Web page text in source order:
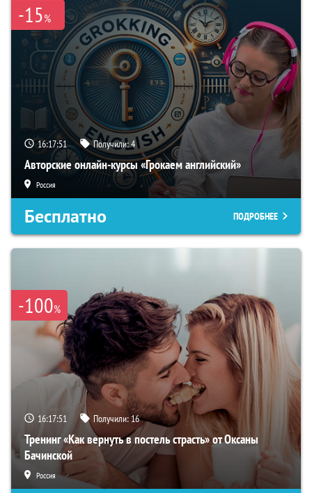
-15%
16:17:50 Получили:4
Авторские онлайн-курсы «Грокаем английский»
Россия
Бесплатно ПОДРОБНЕЕ
-100%
16:17:50 Получили:16
Тренинг «Как вернуть в постель страсть» от Оксаны
Бачинской
Россия